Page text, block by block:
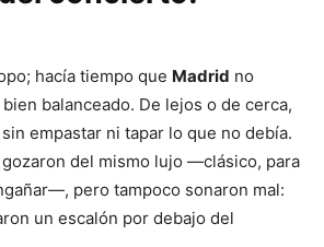
hacía tiempo que Madrid no
balanceado. De lejos o de cerca,
empastar ni tapar lo que no debía.
del mismo lujo —clásico, para
pero tampoco sonaron mal:
un escalón por debajo del